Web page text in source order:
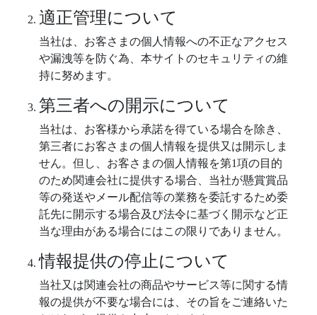
適正管理について
当社は、お客さまの個人情報への不正なアクセス
や漏洩等を防ぐ為、本サイトのセキュリティの維
持に努めます。
第三者への開示について
当社は、お客様から承諾を得ている場合を除き、
第三者にお客さまの個人情報を提供又は開示しま
せん。但し、お客さまの個人情報を第1項の目的
のため関連会社に提供する場合、当社が懸賞賞品
等の発送やメール配信等の業務を委託するため委
託先に開示する場合及び法令に基づく開示など正
当な理由がある場合にはこの限りでありません。
情報提供の停止について
当社又は関連会社の商品やサービス等に関する情
報の提供が不要な場合には、その旨をご連絡いた